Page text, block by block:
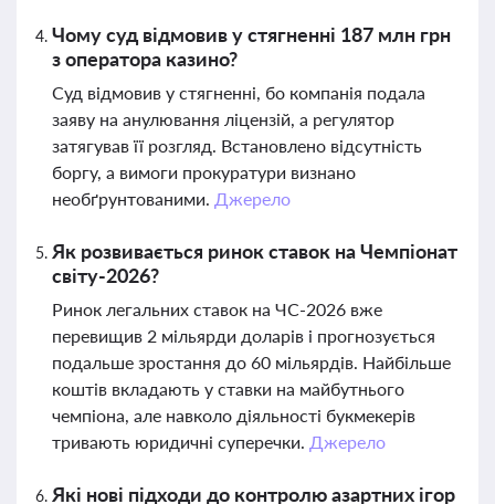
Чому суд відмовив у стягненні 187 млн грн
з оператора казино?
Суд відмовив у стягненні, бо компанія подала
заяву на анулювання ліцензій, а регулятор
затягував її розгляд. Встановлено відсутність
боргу, а вимоги прокуратури визнано
необґрунтованими. Джерело
Як розвивається ринок ставок на Чемпіонат
світу-2026?
Ринок легальних ставок на ЧС-2026 вже
перевищив 2 мільярди доларів і прогнозується
подальше зростання до 60 мільярдів. Найбільше
коштів вкладають у ставки на майбутнього
чемпіона, але навколо діяльності букмекерів
тривають юридичні суперечки. Джерело
Які нові підходи до контролю азартних ігор